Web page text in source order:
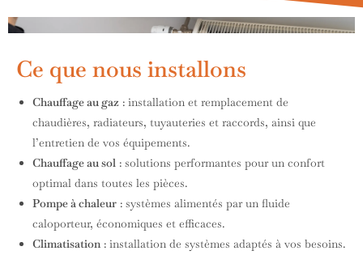
Ce que nous installons
Chauffage au gaz : installation et remplacement de
chaudières, radiateurs, tuyauteries et raccords, ainsi que
l’entretien de vos équipements.
Chauffage au sol : solutions performantes pour un confort
optimal dans toutes les pièces.
Pompe à chaleur : systèmes alimentés par un fluide
caloporteur, économiques et efficaces.
Climatisation : installation de systèmes adaptés à vos besoins.